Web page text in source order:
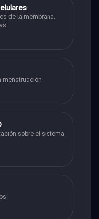
de la membrana,
menstruación
sobre el sistema